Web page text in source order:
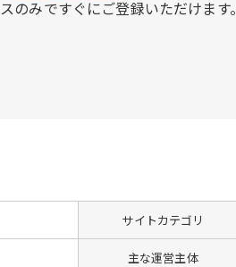
のみですぐにご登録いただけます。
サイトカテゴリ
主な運営主体